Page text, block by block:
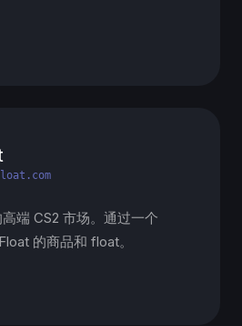
端 CS2 市场。通过一个
的商品和 float。